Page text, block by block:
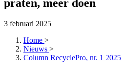
praten, meer doen
3 februari 2025
Home >
Nieuws >
Column RecyclePro, nr. 1